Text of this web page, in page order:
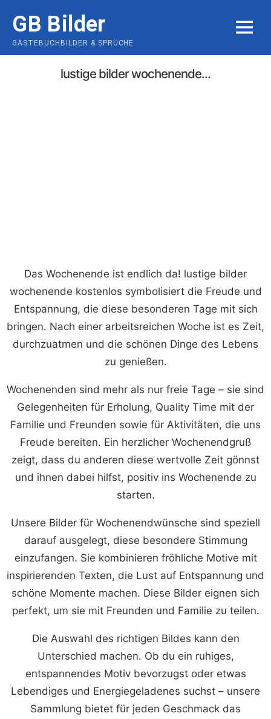
content
GB Bilder
GÄSTEBUCHBILDER & SPRÜCHE
MENU
lustige bilder wochenende...
Das Wochenende ist endlich da! lustige bilder
wochenende kostenlos symbolisiert die Freude und
Entspannung, die diese besonderen Tage mit sich
bringen. Nach einer arbeitsreichen Woche ist es Zeit,
durchzuatmen und die schönen Dinge des Lebens
zu genießen.
Wochenenden sind mehr als nur freie Tage – sie sind
Gelegenheiten für Erholung, Quality Time mit der
Familie und Freunden sowie für Aktivitäten, die uns
Freude bereiten. Ein herzlicher Wochenendgruß
zeigt, dass du anderen diese wertvolle Zeit gönnst
und ihnen dabei hilfst, positiv ins Wochenende zu
starten.
Unsere Bilder für Wochenendwünsche sind speziell
darauf ausgelegt, diese besondere Stimmung
einzufangen. Sie kombinieren fröhliche Motive mit
inspirierenden Texten, die Lust auf Entspannung und
schöne Momente machen. Diese Bilder eignen sich
perfekt, um sie mit Freunden und Familie zu teilen.
Die Auswahl des richtigen Bildes kann den
Unterschied machen. Ob du ein ruhiges,
entspannendes Motiv bevorzugst oder etwas
Lebendiges und Energiegeladenes suchst – unsere
Sammlung bietet für jeden Geschmack das